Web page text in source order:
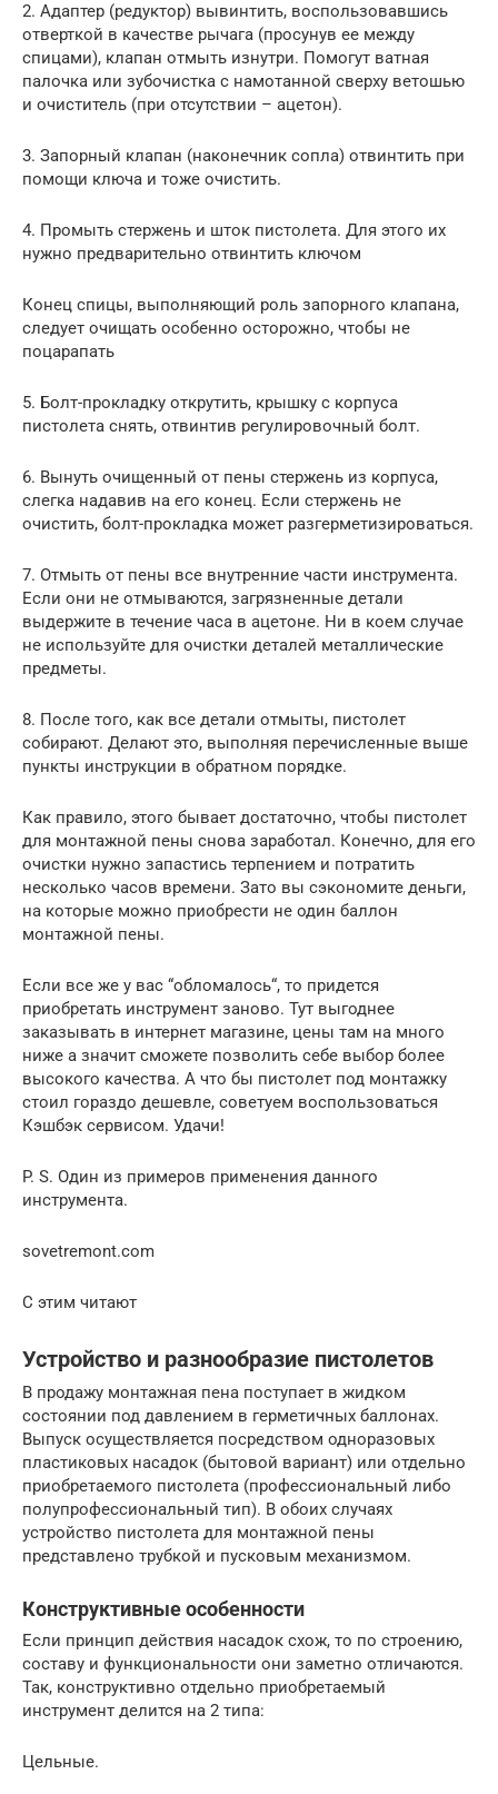
2. Адаптер (редуктор) вывинтить, воспользовавшись
отверткой в качестве рычага (просунув ее между
спицами), клапан отмыть изнутри. Помогут ватная
палочка или зубочистка с намотанной сверху ветошью
и очиститель (при отсутствии – ацетон).
3. Запорный клапан (наконечник сопла) отвинтить при
помощи ключа и тоже очистить.
4. Промыть стержень и шток пистолета. Для этого их
нужно предварительно отвинтить ключом
Конец спицы, выполняющий роль запорного клапана,
следует очищать особенно осторожно, чтобы не
поцарапать
5. Болт-прокладку открутить, крышку с корпуса
пистолета снять, отвинтив регулировочный болт.
6. Вынуть очищенный от пены стержень из корпуса,
слегка надавив на его конец. Если стержень не
очистить, болт-прокладка может разгерметизироваться.
7. Отмыть от пены все внутренние части инструмента.
Если они не отмываются, загрязненные детали
выдержите в течение часа в ацетоне. Ни в коем случае
не используйте для очистки деталей металлические
предметы.
8. После того, как все детали отмыты, пистолет
собирают. Делают это, выполняя перечисленные выше
пункты инструкции в обратном порядке.
Как правило, этого бывает достаточно, чтобы пистолет
для монтажной пены снова заработал. Конечно, для его
очистки нужно запастись терпением и потратить
несколько часов времени. Зато вы сэкономите деньги,
на которые можно приобрести не один баллон
монтажной пены.
Если все же у вас “обломалось“, то придется
приобретать инструмент заново. Тут выгоднее
заказывать в интернет магазине, цены там на много
ниже а значит сможете позволить себе выбор более
высокого качества. А что бы пистолет под монтажку
стоил гораздо дешевле, советуем воспользоваться
Кэшбэк сервисом. Удачи!
P. S. Один из примеров применения данного
инструмента.
sovetremont.com
С этим читают
Устройство и разнообразие пистолетов
В продажу монтажная пена поступает в жидком
состоянии под давлением в герметичных баллонах.
Выпуск осуществляется посредством одноразовых
пластиковых насадок (бытовой вариант) или отдельно
приобретаемого пистолета (профессиональный либо
полупрофессиональный тип). В обоих случаях
устройство пистолета для монтажной пены
представлено трубкой и пусковым механизмом.
Конструктивные особенности
Если принцип действия насадок схож, то по строению,
составу и функциональности они заметно отличаются.
Так, конструктивно отдельно приобретаемый
инструмент делится на 2 типа:
Цельные.